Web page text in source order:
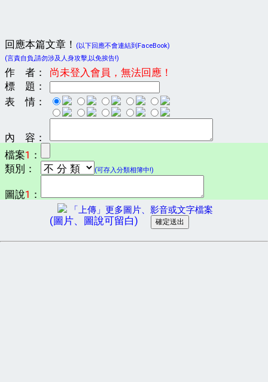
回應本篇文章！
(以下回應不會連結到FaceBook)
(言責自負,請勿涉及人身攻擊,以免挨告!)
作 者：
尚未登入會員，無法回應！
標 題：
表 情：
內 容：
檔案1 ：
類別：
(可存入分類相簿中!)
圖說1 ：
「上傳」更多圖片、影音或文字檔案
(圖片、圖說可留白)